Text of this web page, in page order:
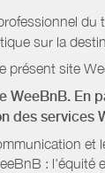
sur la
présent site
En
des services
: